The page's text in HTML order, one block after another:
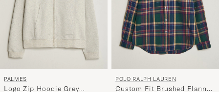
PALMES
Logo Zip Hoodie Grey
POLO RALPH LAUREN
Custom Fit Brushed Flannel